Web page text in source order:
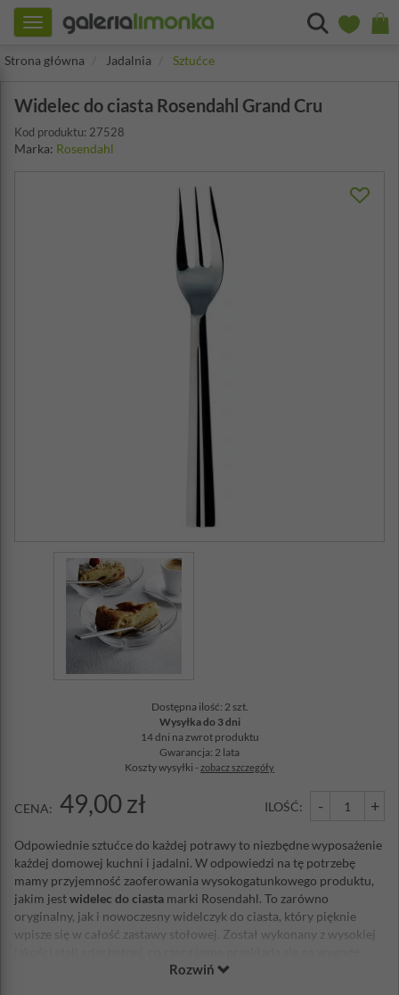
Toggle
navigation
Strona główna
Jadalnia Sztućce
Widelec do ciasta Rosendahl Grand Cru
Kod produktu: 27528
Marka: Rosendahl
Dostępna ilość: 2 szt.
Wysyłka do 3 dni
14 dni na zwrot produktu
Gwarancja: 2 lata
Koszty wysyłki -zobacz szczegóły
CENA: 49,00 zł ILOŚĆ: - +
Odpowiednie sztućce do każdej potrawy to niezbędne wyposażenie
każdej domowej kuchni i jadalni. W odpowiedzi na tę potrzebę
mamy przyjemność zaoferowania wysokogatunkowego produktu,
jakim jestwidelec do ciasta marki Rosendahl. To zarówno
oryginalny, jak i nowoczesny widelczyk do ciasta, który pięknie
wpisze się w całość zastawy stołowej. Został wykonany z wysokiej
jego użytkowania przez długi czas. Niezwykle elegancki, zwraca na
Rozwiń